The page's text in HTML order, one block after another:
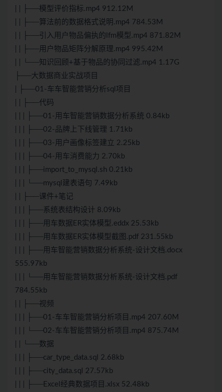
| | ├──模型评价指标.mp4 912.12M
| | ├──算法前的数据格式说明.mp4 784.53M
| | ├──引入用户物品偏执的lfm模型.mp4 871.82M
| | ├──用户物品矩阵分解原理.mp4 995.42M
| | └──知识回顾+基于物品的协同过滤.mp4 1.17G
├──大数据商业实战项目
| ├──01-车车智能营销分析sql项目
| | ├──代码
| | | ├──01-用车智能营销数据分析系统 0.84kb
| | | ├──02-品牌上下线管理 1.71kb
| | | ├──03-用户画像标签建立 2.25kb
| | | ├──04-用车消费能力 2.70kb
| | | ├──import_to_mysql.sh 0.21kb
| | | └──mysql建表语句 7.49kb
| | ├──课件+笔记
| | | ├──系统表结构设计 8.09kb
| | | ├──用车数据ER实体模型.eddx 25.53kb
| | | ├──用车数据ER实体模型截图.pdf 231.55kb
| | | ├──用车智能营销数据分析系统-设计文档.docx
555.97kb
| | | └──用车智能营销数据分析系统-设计文档.pdf
784.55kb
| | ├──视频
| | | ├──01-车车智能营销分析项目.mp4 207.60M
| | | └──02-车车智能营销分析项目.mp4 875.74M
| | └──数据
| | | ├──car_type_data.sql 2.68kb
| | | ├──city_data.sql 27.57kb
| | | ├──Excel经典数据项目.xlsx 52.48kb